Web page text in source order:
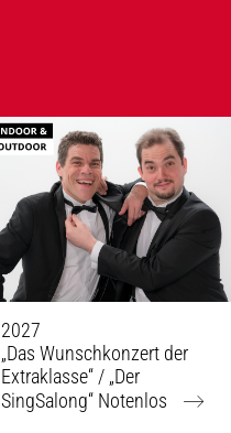
2027
„Das Wunschkonzert der
Extraklasse“ / „Der
SingSalong“ Notenlos